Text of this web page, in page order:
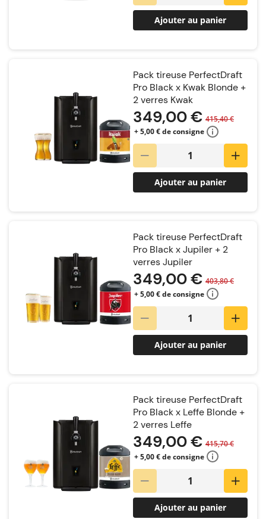
Ajouter au panier
Pack tireuse PerfectDraft
Pro Black x Kwak Blonde +
2 verres Kwak
349,00 € 415,40 €
+ 5,00 € de consigne
Ajouter au panier
Pack tireuse PerfectDraft
Pro Black x Jupiler + 2
verres Jupiler
349,00 € 403,80 €
+ 5,00 € de consigne
Ajouter au panier
Pack tireuse PerfectDraft
Pro Black x Leffe Blonde +
2 verres Leffe
349,00 € 415,70 €
+ 5,00 € de consigne
Ajouter au panier